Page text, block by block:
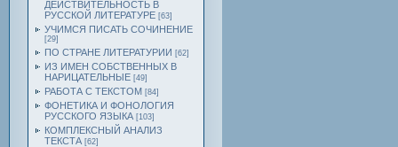
ДЕЙСТВИТЕЛЬНОСТЬ В
РУССКОЙ ЛИТЕРАТУРЕ [63]
УЧИМСЯ ПИСАТЬ СОЧИНЕНИЕ
[29]
ПО СТРАНЕ ЛИТЕРАТУРИИ [62]
ИЗ ИМЕН СОБСТВЕННЫХ В
НАРИЦАТЕЛЬНЫЕ [49]
РАБОТА С ТЕКСТОМ [84]
ФОНЕТИКА И ФОНОЛОГИЯ
РУССКОГО ЯЗЫКА [103]
КОМПЛЕКСНЫЙ АНАЛИЗ
ТЕКСТА [62]